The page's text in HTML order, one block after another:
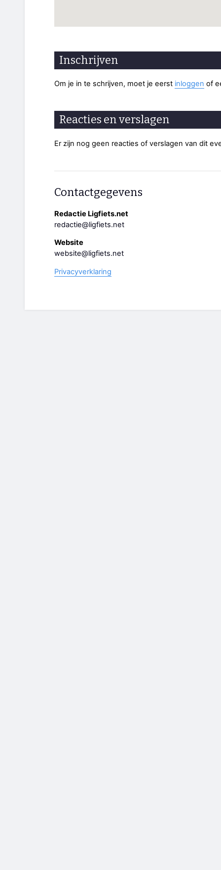
Inschrijven
Om je in te schrijven, moet je eerst inloggen of
Reacties en verslagen
Er zijn nog geen reacties of verslagen van dit
Contactgegevens
Redactie Ligfiets.net
redactie@ligfiets.net
Website
website@ligfiets.net
Privacyverklaring